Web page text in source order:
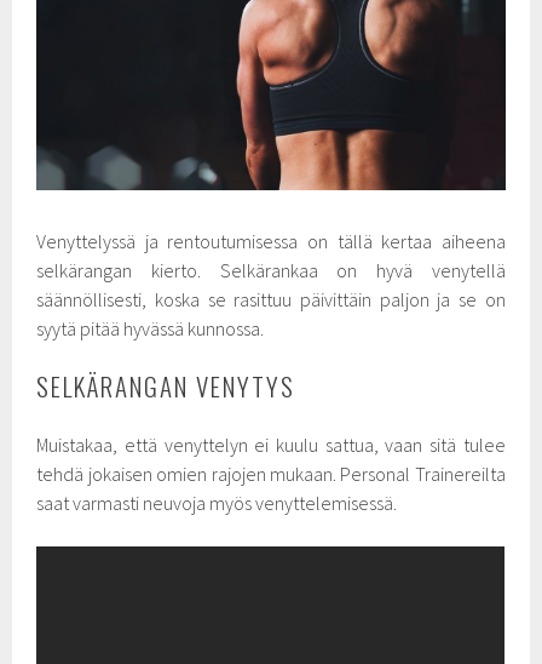
Venyttelyssä ja rentoutumisessa on tällä kertaa aiheena
selkärangan kierto. Selkärankaa on hyvä venytellä
säännöllisesti, koska se rasittuu päivittäin paljon ja se on
syytä pitää hyvässä kunnossa.
SELKÄRANGAN VENYTYS
Muistakaa, että venyttelyn ei kuulu sattua, vaan sitä tulee
tehdä jokaisen omien rajojen mukaan. Personal Trainereilta
saat varmasti neuvoja myös venyttelemisessä.